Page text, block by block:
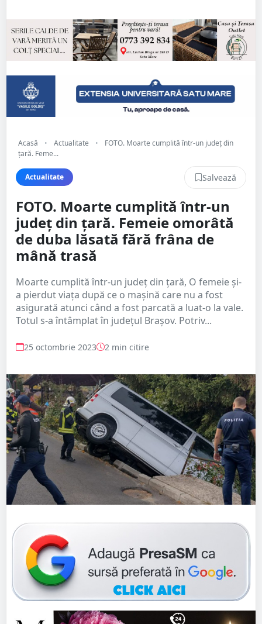
Acasă • Actualitate •
FOTO. Moarte cumplită într-un județ din
țară. Feme...
Actualitate Salvează
FOTO. Moarte cumplită într-un
județ din țară. Femeie omorâtă
de duba lăsată fără frâna de
mână trasă
Moarte cumplită într-un județ din țară, O femeie şi-
a pierdut viaţa după ce o maşină care nu a fost
asigurată atunci când a fost parcată a luat-o la vale.
Totul s-a întâmplat în județul Brașov. Potriv...
25 octombrie 2023 2 min citire